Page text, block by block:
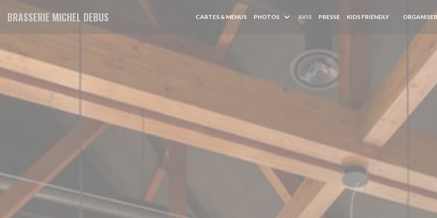
BRASSERIE MICHEL DEBUS CARTES & MENUS PHOTOS AVIS PRESSE KIDS FRIENDLY ((OUVRE UNE